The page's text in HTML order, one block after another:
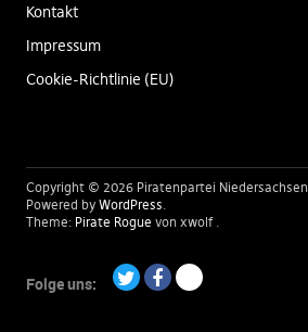
Kontakt
Impressum
Cookie-Richtlinie (EU)
Copyright © 2026 Piratenpartei Niedersachsen
Powered by WordPress
Theme: Pirate Rogue von xwolf
Folge uns: